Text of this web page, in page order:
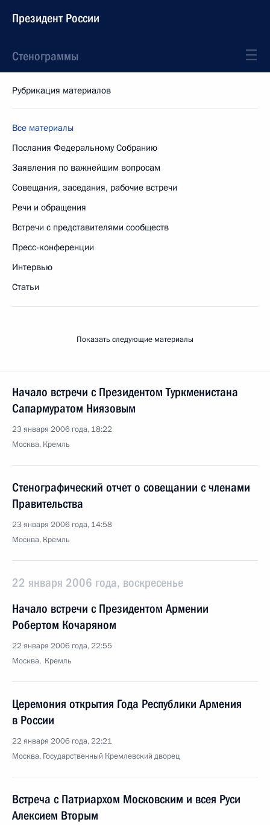
Президент России
Стенограммы
Рубрикация материалов
Все материалы
Послания Федеральному Собранию
Заявления по важнейшим вопросам
Совещания, заседания, рабочие встречи
Речи и обращения
Встречи с представителями сообществ
Пресс-конференции
Интервью
Статьи
Показать следующие материалы
Начало встречи с Президентом Туркменистана
Сапармуратом Ниязовым
23 января 2006 года, 18:22
Москва, Кремль
Стенографический отчет о совещании с членами
Правительства
23 января 2006 года, 14:58
Москва, Кремль
22 января 2006 года, воскресенье
Начало встречи с Президентом Армении
Робертом Кочаряном
22 января 2006 года, 22:55
Москва, Кремль
Церемония открытия Года Республики Армения
в России
22 января 2006 года, 22:21
Москва, Государственный Кремлевский дворец
Встреча с Патриархом Московским и всея Руси
Алексием Вторым